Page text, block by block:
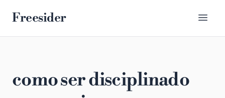
Freesider
como ser disciplinado